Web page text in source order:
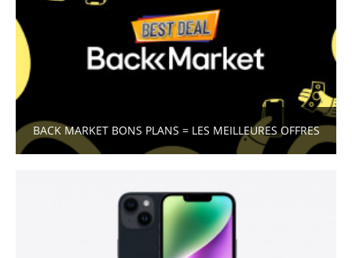
BACK MARKET BONS PLANS = LES MEILLEURES OFFRES